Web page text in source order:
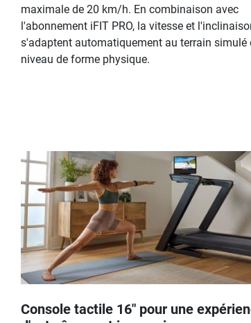
maximale de 20 km/h. En combinaison avec
l'abonnement iFIT PRO, la vitesse et
s'adaptent automatiquement au terrain simulé
niveau de forme physique.
Console tactile 16" pour une